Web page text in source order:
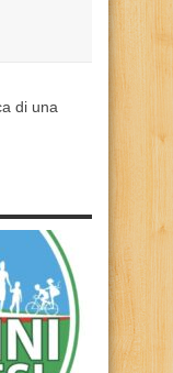
di una